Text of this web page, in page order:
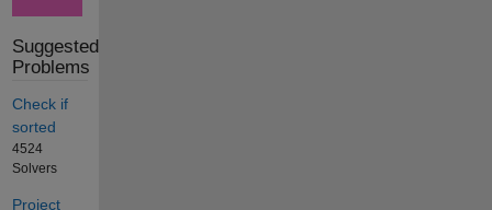
Suggested
Problems
Check if
sorted
4524
Solvers
Project